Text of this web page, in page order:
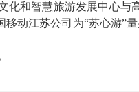
和智慧旅游发展中心与
动江苏公司为“苏心游”